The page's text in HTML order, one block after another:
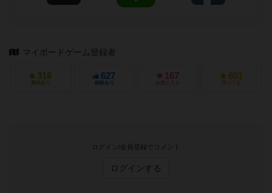
マイボードゲーム登録者
316
興味あり
627
経験あり
167
お気に入り
601
持ってる
ログイン/会員登録でコメント
ログインする